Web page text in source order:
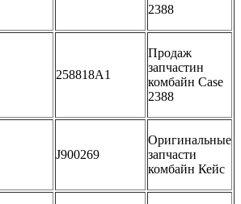
2388
258818A1
Продаж
запчастин
комбайн Case
2388
J900269
Оригинальные
запчасти
комбайн Кейс